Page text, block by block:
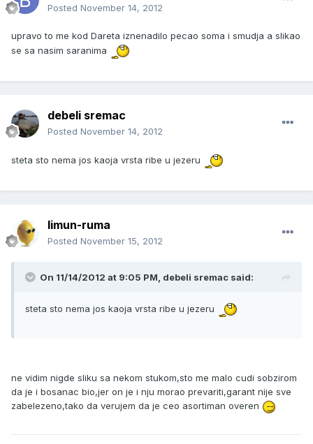
Posted November 14, 2012
upravo to me kod Dareta iznenadilo pecao soma i smudja a slikao
se sa nasim saranima
debeli sremac
Posted November 14, 2012
steta sto nema jos kaoja vrsta ribe u jezeru
limun-ruma
Posted November 15, 2012
On 11/14/2012 at 9:05 PM, debeli sremac said:
steta sto nema jos kaoja vrsta ribe u jezeru
ne vidim nigde sliku sa nekom stukom,sto me malo cudi sobzirom
da je i bosanac bio,jer on je i nju morao prevariti,garant nije sve
zabelezeno,tako da verujem da je ceo asortiman overen